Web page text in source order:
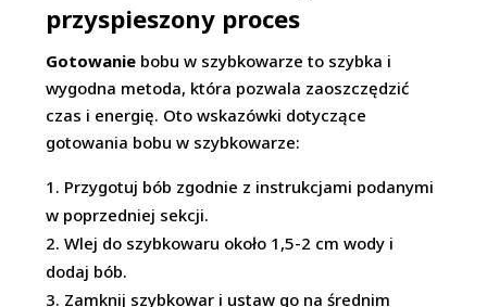
przyspieszony proces
Gotowanie bobu w szybkowarze to szybka i
wygodna metoda, która pozwala zaoszczędzić
czas i energię. Oto wskazówki dotyczące
gotowania bobu w szybkowarze:
Przygotuj bób zgodnie z instrukcjami podanymi
w poprzedniej sekcji.
Wlej do szybkowaru około 1,5-2 cm wody i
dodaj bób.
Zamknij szybkowar i ustaw go na średnim